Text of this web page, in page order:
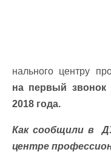
нального центру
на первый звонок
2018 года.
Как сообщили в
центре